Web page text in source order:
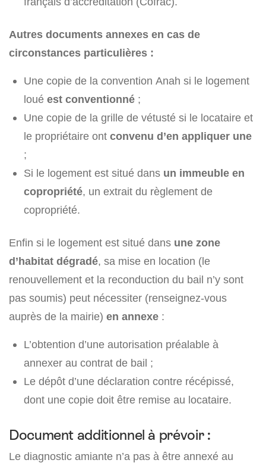
Autres documents annexes en cas de
circonstances particulières :
Une copie de la convention Anah si le logement
loué est conventionné ;
Une copie de la grille de vétusté si le locataire et
le propriétaire ont convenu d’en appliquer une
;
Si le logement est situé dans un immeuble en
copropriété, un extrait du règlement de
copropriété.
Enfin si le logement est situé dans une zone
d’habitat dégradé, sa mise en location (le
renouvellement et la reconduction du bail n’y sont
pas soumis) peut nécessiter (renseignez-vous
auprès de la mairie) en annexe :
L’obtention d’une autorisation préalable à
annexer au contrat de bail ;
Le dépôt d’une déclaration contre récépissé,
dont une copie doit être remise au locataire.
Document additionnel à prévoir :
Le diagnostic amiante n’a pas à être annexé au